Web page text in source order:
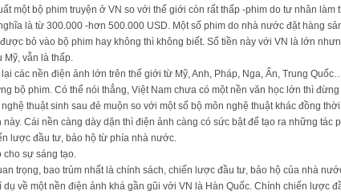
một bộ phim truyện ở VN so với thế giới còn rất thấp -phim do tư nhân
là từ 300.000 -hơn 500.000 USD. Một số phim do nhà nước đặt hàng
bỏ vào bộ phim hay không thì không biết. Số tiền này với VN là lớn
vẫn là thấp.
các nền điện ảnh lớn trên thế giới từ Mỹ, Anh, Pháp, Nga, Ấn, Trung
bộ phim. Có thể nói thẳng, Việt Nam chưa có một nền văn học lớn thì
thuật sinh sau đẻ muộn so với một số bộ môn nghệ thuật khác đồng
Cái nền càng dày dặn thì điện ảnh càng có sức bật để tạo ra những tác
lược đầu tư, bảo hộ từ phía nhà nước.
sự sáng tạo.
trọng, bao trủm nhất là chính sách, chiến lược đầu tư, bảo hộ của nhà
về một nền điện ảnh khá gần gũi với VN là Hàn Quốc. Chính chiến lược